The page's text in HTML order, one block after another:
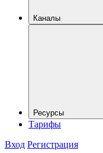
Каналы
Ресурсы
Тарифы
Вход Регистрация